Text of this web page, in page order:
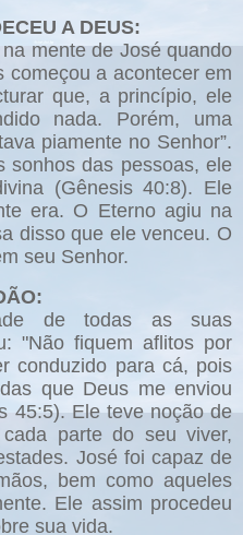
A DEUS:
mente de José quando
começou a acontecer em
que, a princípio, ele
nada. Porém, uma
piamente no Senhor”.
sonhos das pessoas, ele
(Gênesis 40:8). Ele
era. O Eterno agiu na
disso que ele venceu. O
seu Senhor.
de todas as suas
"Não fiquem aflitos por
conduzido para cá, pois
que Deus me enviou
45:5). Ele teve noção de
parte do seu viver,
José foi capaz de
bem como aqueles
Ele assim procedeu
sua vida.